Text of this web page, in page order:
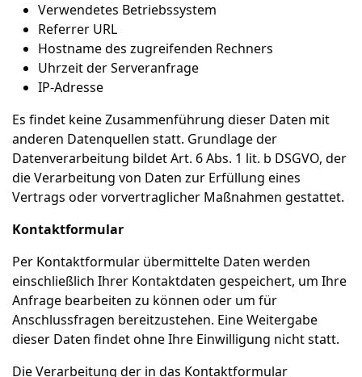
Verwendetes Betriebssystem
Referrer URL
Hostname des zugreifenden Rechners
Uhrzeit der Serveranfrage
IP-Adresse
Es findet keine Zusammenführung dieser Daten mit
anderen Datenquellen statt. Grundlage der
Datenverarbeitung bildet Art. 6 Abs. 1 lit. b DSGVO, der
die Verarbeitung von Daten zur Erfüllung eines
Vertrags oder vorvertraglicher Maßnahmen gestattet.
Kontaktformular
Per Kontaktformular übermittelte Daten werden
einschließlich Ihrer Kontaktdaten gespeichert, um Ihre
Anfrage bearbeiten zu können oder um für
Anschlussfragen bereitzustehen. Eine Weitergabe
dieser Daten findet ohne Ihre Einwilligung nicht statt.
Die Verarbeitung der in das Kontaktformular